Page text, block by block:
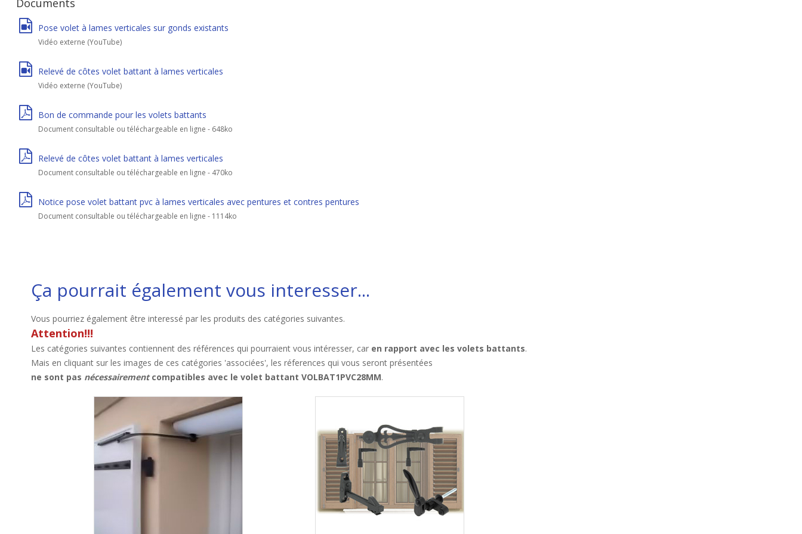
Documents
Pose volet à lames verticales sur gonds existants
Vidéo externe (YouTube)
Relevé de côtes volet battant à lames verticales
Vidéo externe (YouTube)
Bon de commande pour les volets battants
Document consultable ou téléchargeable en ligne - 648ko
Relevé de côtes volet battant à lames verticales
Document consultable ou téléchargeable en ligne - 470ko
Notice pose volet battant pvc à lames verticales avec pentures et contres pentures
Document consultable ou téléchargeable en ligne - 1114ko
Ça pourrait également vous interesser...
Vous pourriez également être interessé par les produits des catégories suivantes.
Attention!!!
Les catégories suivantes contiennent des références qui pourraient vous intéresser, car en rapport avec les volets battants.
Mais en cliquant sur les images de ces catégories 'associées', les réferences qui vous seront présentées
ne sont pas nécessairementcompatibles avec le volet battant VOLBAT1PVC28MM.